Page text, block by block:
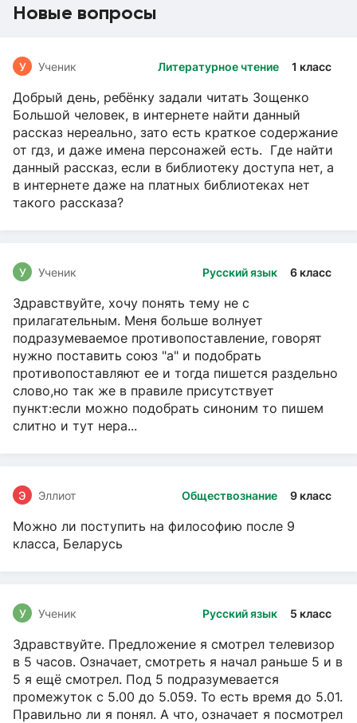
Новые вопросы
Литературное чтение 1 класс
У Ученик
Добрый день, ребёнку задали читать Зощенко
Большой человек, в интернете найти данный
рассказ нереально, зато есть краткое содержание
от гдз, и даже имена персонажей есть. Где найти
данный рассказ, если в библиотеку доступа нет, а
в интернете даже на платных библиотеках нет
такого рассказа?
Русский язык 6 класс
У Ученик
Здравствуйте, хочу понять тему не с
прилагательным. Меня больше волнует
подразумеваемое противопоставление, говорят
нужно поставить союз "а" и подобрать
противопоставляют ее и тогда пишется раздельно
слово,но так же в правиле присутствует
пункт:если можно подобрать синоним то пишем
слитно и тут нера...
Обществознание 9 класс
Э Эллиот
Можно ли поступить на философию после 9
класса, Беларусь
Русский язык 5 класс
У Ученик
Здравствуйте. Предложение я смотрел телевизор
в 5 часов. Означает, смотреть я начал раньше 5 и в
5 я ещё смотрел. Под 5 подразумевается
промежуток с 5.00 до 5.059. То есть время до 5.01.
Правильно ли я понял. А что, означает я посмотрел